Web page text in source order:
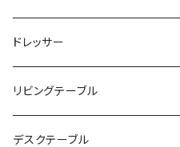
ドレッサー
リビングテーブル
デスクテーブル